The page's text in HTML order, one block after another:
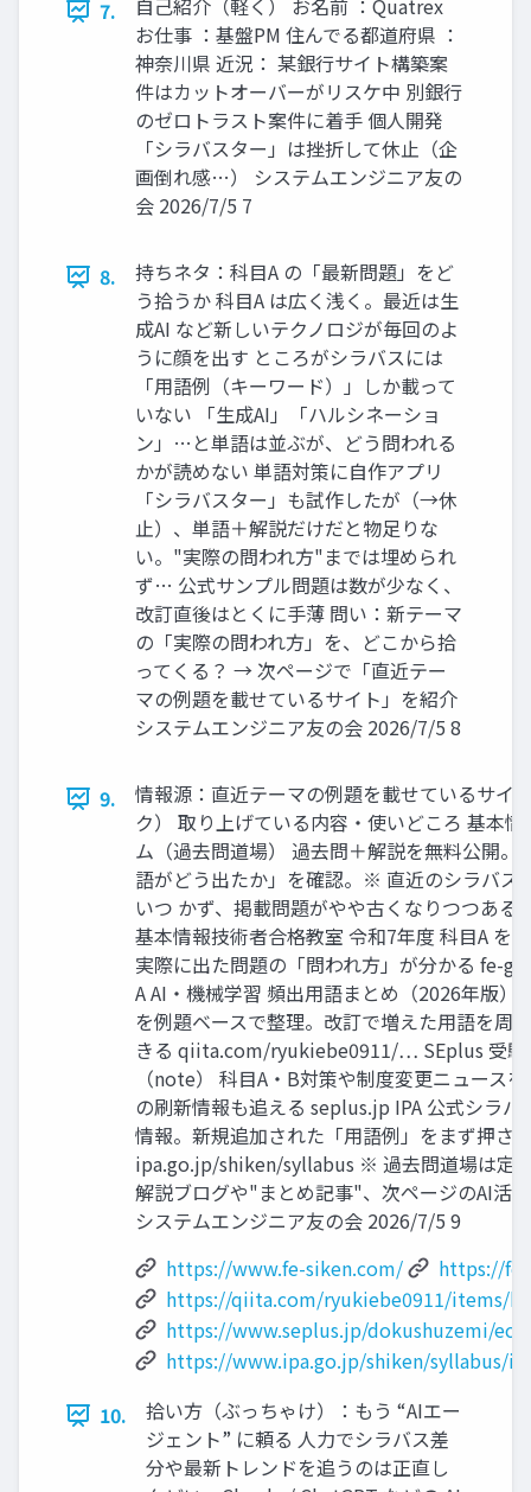
7.
自己紹介（軽く） お名前 ：Quatrex
お仕事 ：基盤PM 住んでる都道府県 ：
神奈川県 近況： 某銀行サイト構築案
件はカットオーバーがリスケ中 別銀行
のゼロトラスト案件に着手 個人開発
「シラバスター」は挫折して休止（企
画倒れ感…） システムエンジニア友の
会 2026/7/5 7
8.
持ちネタ：科目A の「最新問題」をど
う拾うか 科目A は広く浅く。最近は生
成AI など新しいテクノロジが毎回のよ
うに顔を出す ところがシラバスには
「用語例（キーワード）」しか載って
いない 「生成AI」「ハルシネーショ
ン」…と単語は並ぶが、どう問われる
かが読めない 単語対策に自作アプリ
「シラバスター」も試作したが（→休
止）、単語＋解説だけだと物足りな
い。"実際の問われ方"までは埋められ
ず… 公式サンプル問題は数が少なく、
改訂直後はとくに手薄 問い：新テーマ
の「実際の問われ方」を、どこから拾
ってくる？ → 次ページで「直近テー
マの例題を載せているサイト」を紹介
システムエンジニア友の会 2026/7/5 8
9.
情報源：直近テーマの例題を載せているサイ
ク） 取り上げている内容・使いどころ 基本
ム（過去問道場） 過去問＋解説を無料公開。
語がどう出たか」を確認。※ 直近のシラバス
いつ かず、掲載問題がやや古くなりつつあ
基本情報技術者合格教室 令和7年度 科目A を
実際に出た問題の「問われ方」が分かる fe-
A AI・機械学習 頻出用語まとめ（2026年版）
を例題ベースで整理。改訂で増えた用語を周
きる qiita.com/ryukiebe0911/… SEplus 受験
（note） 科目A・B対策や制度変更ニュース
の刷新情報も追える seplus.jp IPA 公式シラ
情報。新規追加された「用語例」をまず押さ
ipa.go.jp/shiken/syllabus ※ 過去問道場は定
解説ブログや"まとめ記事"、次ページのAI活
システムエンジニア友の会 2026/7/5 9
https://www.fe-siken.com/
https://
https://qiita.com/ryukiebe0911/items/
https://www.seplus.jp/dokushuzemi/ec/
https://www.ipa.go.jp/shiken/syllabus/
10.
拾い方（ぶっちゃけ）：もう “AIエー
ジェント” に頼る 人力でシラバス差
分や最新トレンドを追うのは正直し